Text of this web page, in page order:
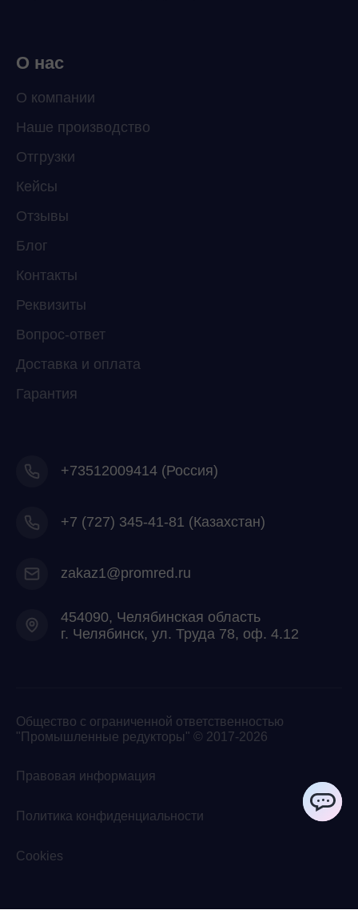
О нас
О компании
Наше производство
Отгрузки
Кейсы
Отзывы
Блог
Контакты
Реквизиты
Вопрос-ответ
Доставка и оплата
Гарантия
+73512009414 (Россия)
+7 (727) 345-41-81 (Казахстан)
zakaz1@promred.ru
454090, Челябинская область
г. Челябинск, ул. Труда 78, оф. 4.12
Общество с ограниченной ответственностью
"Промышленные редукторы" © 2017-2026
Правовая информация
Политика конфиденциальности
Cookies
Мессенджеры
Свяжитесь с нами через любой удобный
Telegram
ChatApp